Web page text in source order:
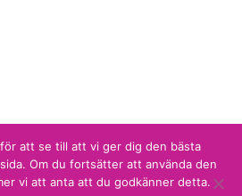
avShade Solutions AB
Keramik
att se till att vi ger dig den bästa
Om du fortsätter att använda den
vi att anta att du godkänner detta.